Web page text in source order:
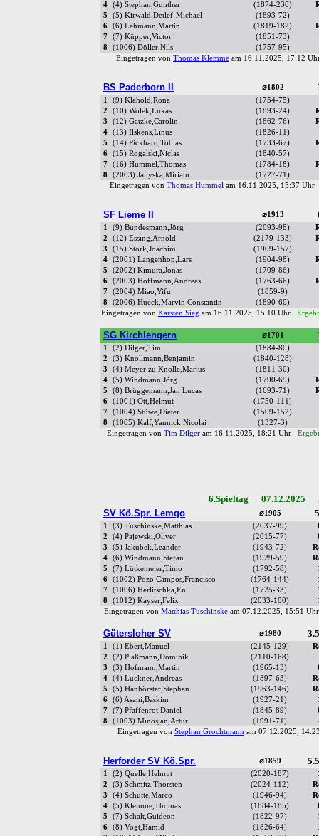
4
(4) Stephan,Gunther (1874-230)
5
(5) Kirwald,Detlef-Michael
(1893-72)
6
(6) Lehmann,Martin (1819-182)
7
(7) Küpper,Victor
(1851-73)
8
(1006) Döller,Nils
(1757-95)
Eingetragen von Thomas Klemme am 16.11.2025, 17:12
BS Paderborn II ⌀1802
1 (9) Klahold,Rona
(1754-75)
2
(10) Wolek,Lukas (1893-24)
3
(12) Gatzke,Carolin (1862-76)
4
(13) Ilskens,Linus
(1826-11)
5
(14) Pickhard,Tobias (1733-67)
6
(15) Rogalski,Niclas
(1840-57)
7
(16) Hummel,Thomas (1784-18)
8
(2003) Janyska,Miriam
(1727-71)
Eingetragen von Thomas Hummelam 16.11.2025, 15:37
SF Lieme II ⌀1913
1 (9) Bundesmann,Jörg (2093-98)
2
(12) Essing,Arnold (2179-133)
3
(15) Stork,Joachim
(1909-157)
4
(2001) Langenhop,Lars (1904-98)
5
(2002) Kimura,Jonas
(1709-86)
6
(2003) Hoffmann,Andreas (1763-66)
7
(2004) Miao,Yifu
(1859-9)
8
(2006) Hueck,Marvin Constantin
(1890-60)
Eingetragen von Karsten Sieg am 16.11.2025, 15:10 Uhr
SG Kirchlengern ⌀1701
1 (2) Dilger,Tim
(1884-80)
2
(3) Knollmann,Benjamin
(1840-128)
3
(4) Meyer zu Knolle,Marius
(1811-30)
4
(5) Windmann,Jörg (1790-69)
5
(8) Brüggemann,Jan Lucas (1693-71)
6
(1001) Ott,Helmut
(1750-111)
7
(1004) Stüwe,Dieter
(1509-152)
8
(1005) Kalf,Yannick Nicolai
(1327-3)
Eingetragen von Tim Dilgeram 16.11.2025, 18:21 Uhr
6.Spieltag 07.12.2025
SV Kö.Spr. Lemgo
⌀1905
1 (3) Tuschinske,Matthias (2037-99)
2
(4) Pajewski,Oliver (2015-77)
3
(5) Jakubek,Leander (1943-72)
4
(6) Windmann,Stefan (1929-59)
5
(7) Lütkemeier,Timo (1792-58)
6
(1002) Pozo Campos,Francisco (1764-144)
7
(1006) Herlitschka,Eni (1725-33)
8
(1012) Kayser,Felix (2033-100)
Eingetragen von Matthias Tuschinskeam 07.12.2025, 15:51
Gütersloher SV ⌀1980
1 (1) Ebert,Manuel (2145-129)
2
(2) Plaßmann,Dominik (2110-168)
3
(3) Hofmann,Martin (1965-13)
4
(4) Lückner,Andreas (1897-63)
5
(5) Hanhörster,Stephan (1963-146)
6
(6) Asani,Baskim (1927-21)
7
(7) Pfaffenrot,Daniel (1845-89)
8
(1003) Minosjan,Artur (1991-71)
Eingetragen von Stephan Grochtmannam 07.12.2025,
Herforder SV Kö.Spr. ⌀1859
1 (2) Quelle,Helmut (2020-187)
2
(3) Schmitz,Thorsten (2024-112)
3
(4) Schütte,Marco (1946-94)
4
(5) Klemme,Thomas (1884-185)
5
(7) Schalt,Guideon (1822-97)
6
(8) Vogt,Hamid (1826-64)